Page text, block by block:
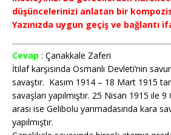
düşüncelerinizi anlatan bir
Yazınızda uygun geçiş ve bağlantı
Cevap : Çanakkale Zaferi
İtilaf karşısında Osmanlı Devleti’nin
savaştır. Kasım 1914 – 18 Mart 1915
savaşları yapılmıştır. 25 Nisan 1915 ile
arası ise Gelibolu yarımadasında kara
yapılmıştır.